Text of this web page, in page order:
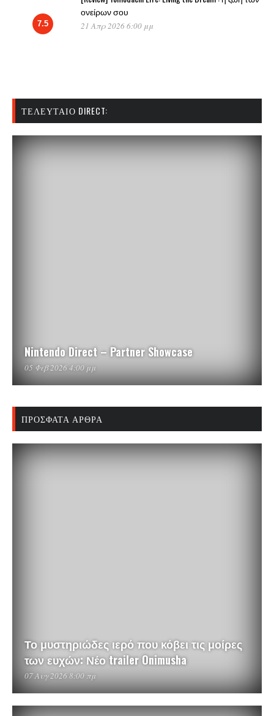
7.5
ονείρων σου
21 Απρ 2026 6:00 μμ
ΤΕΛΕΥΤΑΊΟ DIRECT:
Nintendo Direct – Partner Showcase
05 Φεβ 2026 4:00 μμ
ΠΡΌΣΦΑΤΑ ΆΡΘΡΑ
Το μυστηριώδες ιερό που κόβει τις μοίρες
των ευχών: Νέο trailer Onimusha
07 Αυγ 2026 8:00 πμ